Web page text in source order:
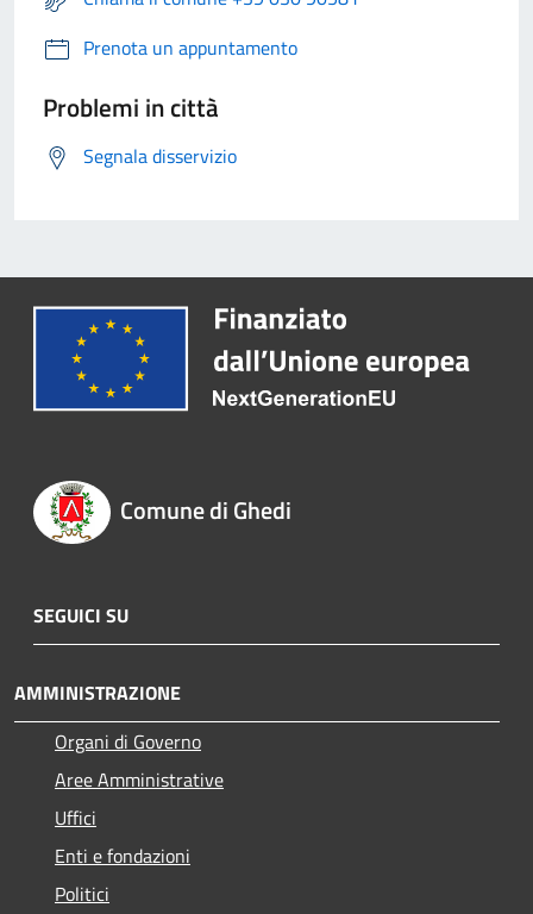
Prenota un appuntamento
Problemi in città
Segnala disservizio
Comune di Ghedi
SEGUICI SU
AMMINISTRAZIONE
Organi di Governo
Aree Amministrative
Uffici
Enti e fondazioni
Politici